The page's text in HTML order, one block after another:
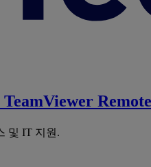
TeamViewer Remote
및 IT 지원.